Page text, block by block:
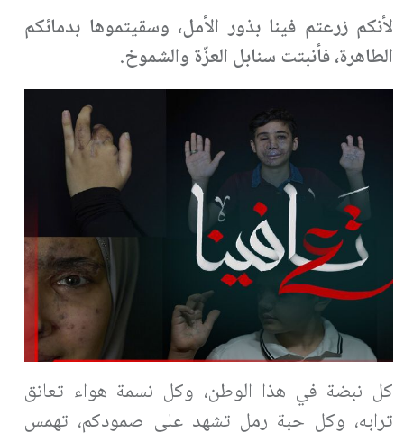
لأنكم زرعتم فينا بذور الأمل، وسقيتموها بدمائكم
الطاهرة، فأنبتت سنابل العزّة والشموخ.
كل نبضة في هذا الوطن، وكل نسمة هواء تعانق
ترابه، وكل حبة رمل تشهد على صمودكم، تهمس